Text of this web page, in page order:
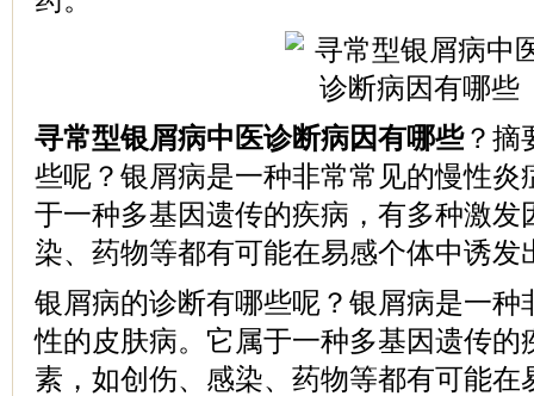
寻常型银屑病中医诊断病因有哪些？摘
些呢？银屑病是一种非常常见的慢性炎
于一种多基因遗传的疾病，有多种激发
染、药物等都有可能在易感个体中诱发
银屑病的诊断有哪些呢？银屑病是一种
性的皮肤病。它属于一种多基因遗传的
素，如创伤、感染、药物等都有可能在